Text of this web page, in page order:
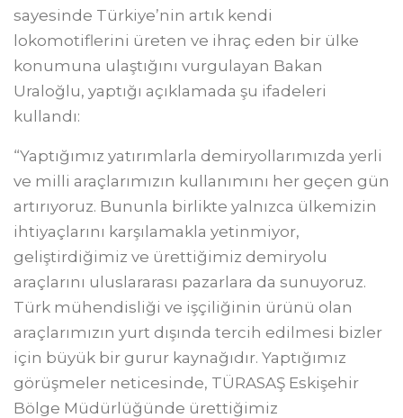
sayesinde Türkiye’nin artık kendi
lokomotiflerini üreten ve ihraç eden bir ülke
konumuna ulaştığını vurgulayan Bakan
Uraloğlu, yaptığı açıklamada şu ifadeleri
kullandı:
“Yaptığımız yatırımlarla demiryollarımızda yerli
ve milli araçlarımızın kullanımını her geçen gün
artırıyoruz. Bununla birlikte yalnızca ülkemizin
ihtiyaçlarını karşılamakla yetinmiyor,
geliştirdiğimiz ve ürettiğimiz demiryolu
araçlarını uluslararası pazarlara da sunuyoruz.
Türk mühendisliği ve işçiliğinin ürünü olan
araçlarımızın yurt dışında tercih edilmesi bizler
için büyük bir gurur kaynağıdır. Yaptığımız
görüşmeler neticesinde, TÜRASAŞ Eskişehir
Bölge Müdürlüğünde ürettiğimiz